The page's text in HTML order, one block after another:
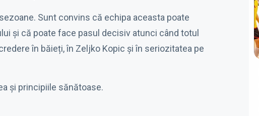
Sunt convins că echipa aceasta poate
și că poate face pasul decisiv atunci când totul
în băieți, în Zeljko Kopic și în seriozitatea pe
și principiile sănătoase.